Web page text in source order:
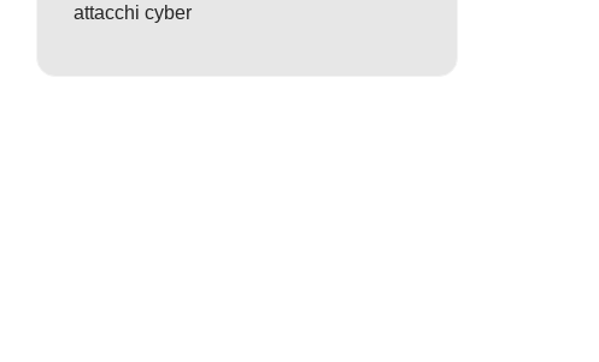
attacchi cyber